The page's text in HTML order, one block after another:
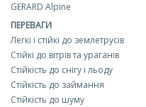
GERARD Alpine
ПЕРЕВАГИ
Легкі і стійкі до землетрусів
Стійкі до вітрів та ураганів
Стійкість до снігу і льоду
Стійкість до займання
Стійкість до шуму